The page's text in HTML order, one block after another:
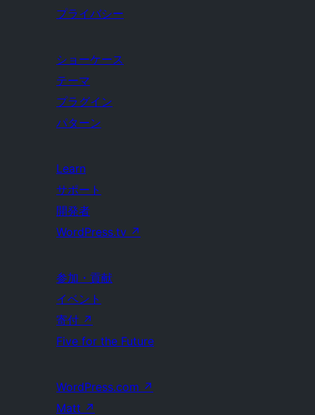
プライバシー
ショーケース
テーマ
プラグイン
パターン
Learn
サポート
開発者
WordPress.tv ↗
参加・貢献
イベント
寄付 ↗
Five for the Future
WordPress.com ↗
Matt ↗